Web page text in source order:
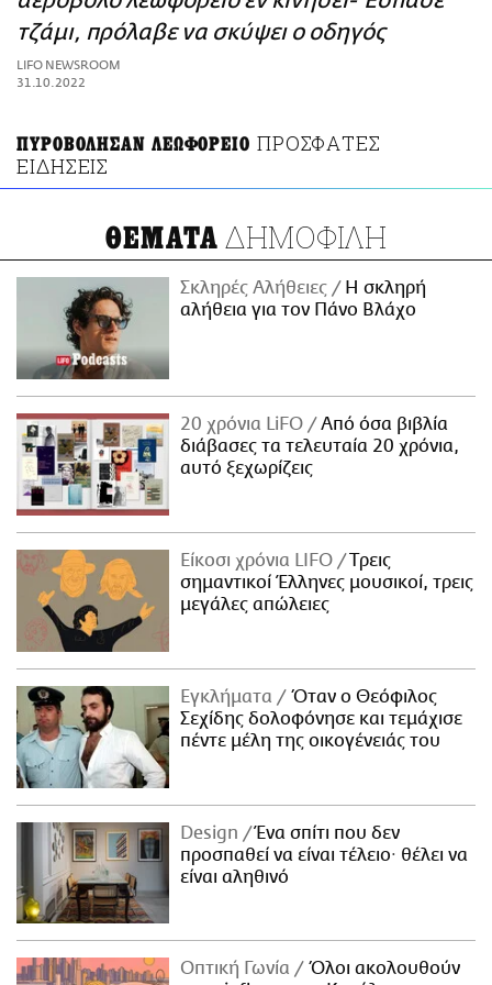
ΑΜΠΑ
PRINT
τζάμι, πρόλαβε να σκύψει ο οδηγός
LIFO NEWSROOM
31.10.2022
ΠΥΡΟΒΟΛΗΣΑΝ ΛΕΩΦΟΡΕΙΟ ΠΡΟΣΦΑΤΕΣ
ΕΙΔΗΣΕΙΣ
ΘΕΜΑΤΑ ΔΗΜΟΦΙΛΗ
Σκληρές Αλήθειες
H σκληρή
αλήθεια για τον Πάνο Βλάχο
20 χρόνια LiFO
Από όσα βιβλία
διάβασες τα τελευταία 20 χρόνια,
αυτό ξεχωρίζεις
Είκοσι χρόνια LIFO
Tρεις
σημαντικοί Έλληνες μουσικοί, τρεις
μεγάλες απώλειες
Εγκλήματα
Όταν ο Θεόφιλος
Σεχίδης δολοφόνησε και τεμάχισε
πέντε μέλη της οικογένειάς του
Design
Ένα σπίτι που δεν
προσπαθεί να είναι τέλειο· θέλει να
είναι αληθινό
Οπτική Γωνία
Όλοι ακολουθούν